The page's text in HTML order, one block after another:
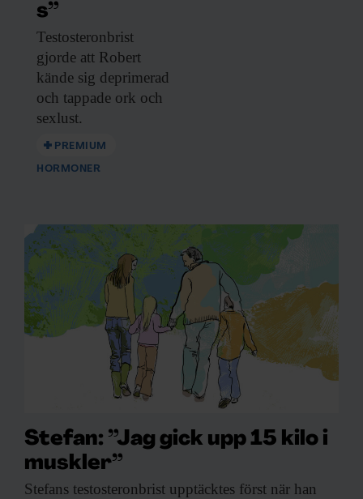
s”
Testosteronbrist
gjorde att Robert
kände sig deprimerad
och tappade ork och
sexlust.
PREMIUM
HORMONER
Stefan: ”Jag gick upp 15 kilo i
muskler”
Stefans testosteronbrist upptäcktes först när han